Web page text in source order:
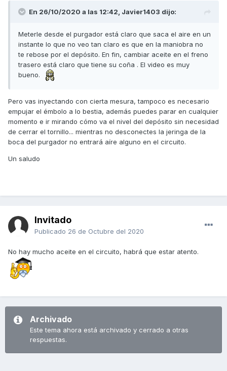
En 26/10/2020 a las 12:42, Javier1403 dijo:
Meterle desde el purgador está claro que saca el aire en un
instante lo que no veo tan claro es que en la maniobra no
te rebose por el depósito. En fin, cambiar aceite en el freno
trasero está claro que tiene su coña . El video es muy
bueno.
Pero vas inyectando con cierta mesura, tampoco es necesario
empujar el émbolo a lo bestia, además puedes parar en cualquier
momento e ir mirando cómo va el nivel del depósito sin necesidad
de cerrar el tornillo... mientras no desconectes la jeringa de la
boca del purgador no entrará aíre alguno en el circuito.
Un saludo
Invitado
Publicado 26 de Octubre del 2020
No hay mucho aceite en el circuito, habrá que estar atento.
Archivado
Este tema ahora está archivado y cerrado a otras
respuestas.